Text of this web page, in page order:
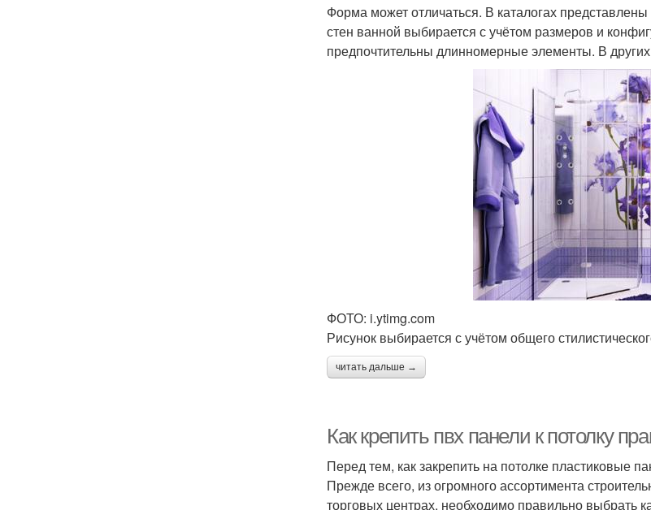
Форма может отличаться. В каталогах
стен ванной выбирается с учётом размеров и
предпочтительны длинномерные элементы. В
ФОТО: i.ytimg.com
Рисунок выбирается с учётом общего
читать дальше →
Как крепить пвх панели к потолку
Перед тем, как закрепить на потолке пластиковые
Прежде всего, из огромного ассортимента
торговых центрах, необходимо правильно выбрать